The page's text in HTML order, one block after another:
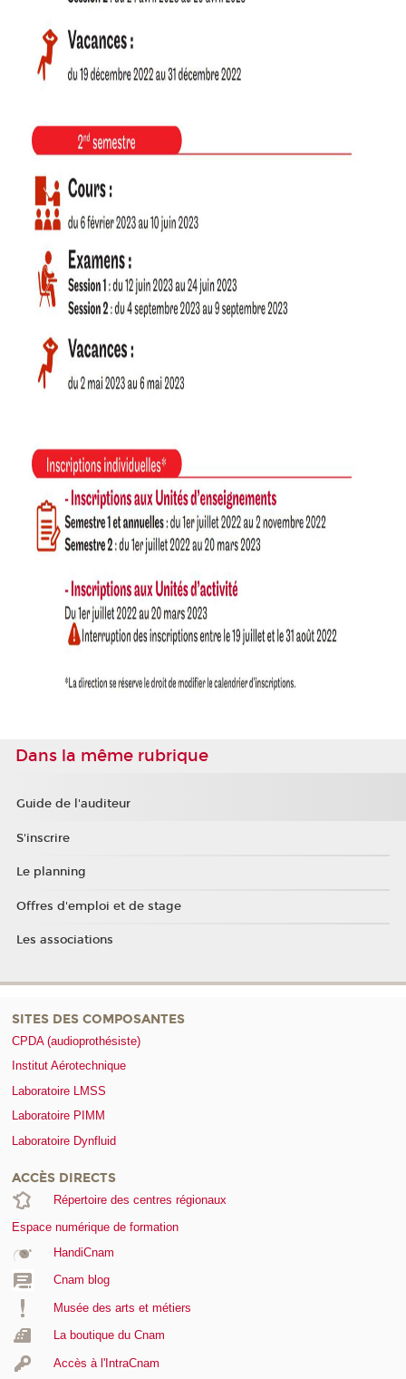
Dans la même rubrique
Guide de l'auditeur
S'inscrire
Le planning
Offres d'emploi et de stage
Les associations
SITES DES COMPOSANTES
CPDA (audioprothésiste)
Institut Aérotechnique
Laboratoire LMSS
Laboratoire PIMM
Laboratoire Dynfluid
ACCÈS DIRECTS
Répertoire des centres régionaux
Espace numérique de formation
HandiCnam
Cnam blog
Musée des arts et métiers
La boutique du Cnam
Accès à l'IntraCnam